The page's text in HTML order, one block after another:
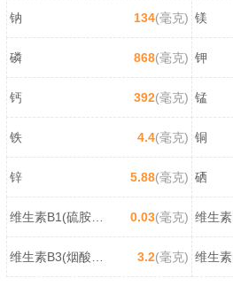
钠 134(毫克) 镁
磷 868(毫克) 钾
钙 392(毫克) 锰
铁 4.4(毫克) 铜
锌 5.88(毫克) 硒
维生素B1(硫胺素) 0.03(毫克)
3.2(毫克) 维生